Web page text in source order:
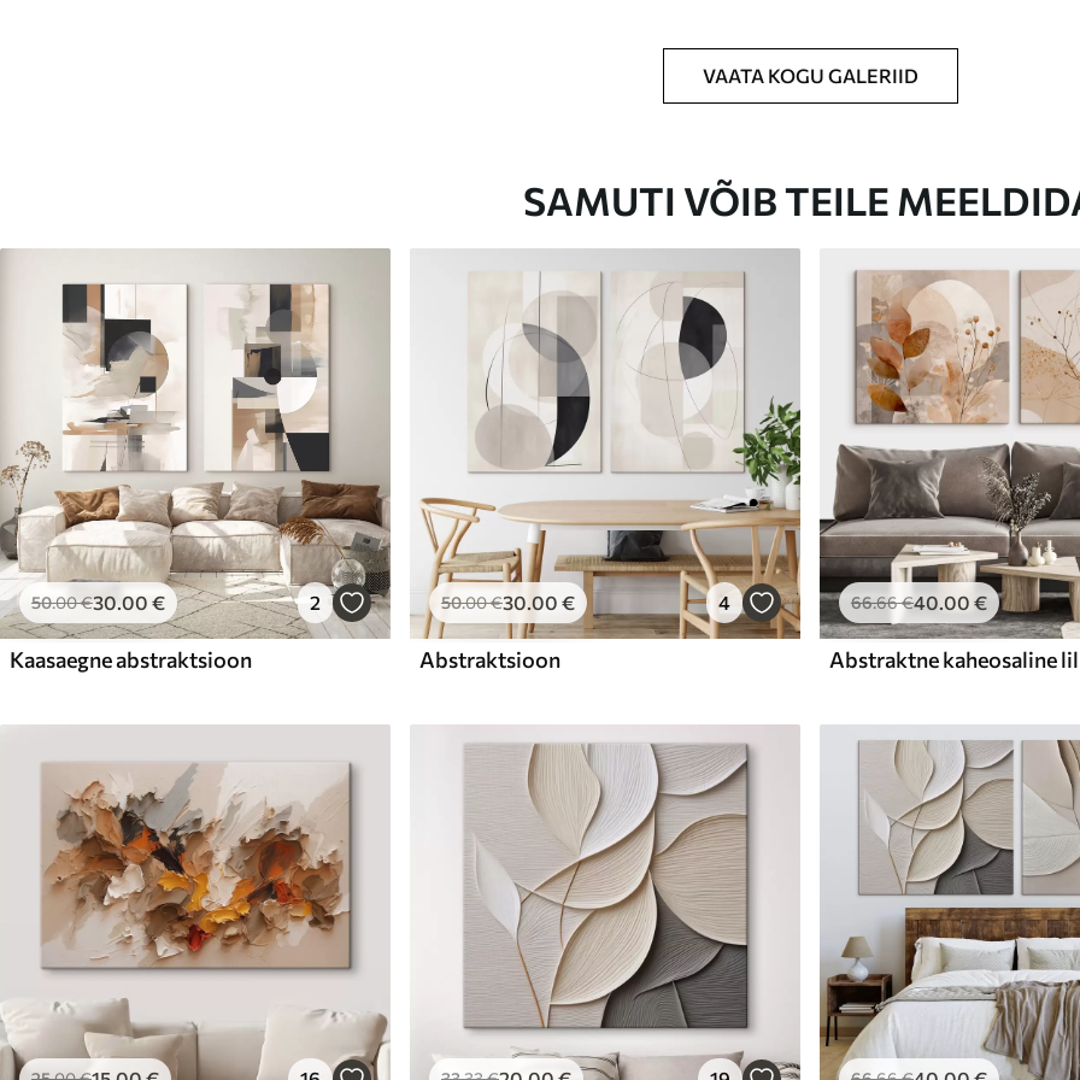
VAATA KOGU GALERIID
SAMUTI VÕIB TEILE
50.00€30.00 € 2
Kaasaegne abstraktsioon
50.00€30.00 € 4
Abstraktsioon
66.66€40.00 €